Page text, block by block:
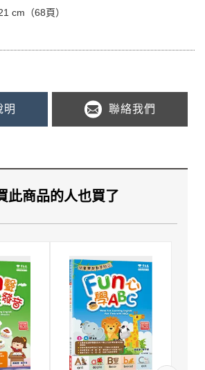
cm（68頁）
明 聯絡我們
此商品的人也買了